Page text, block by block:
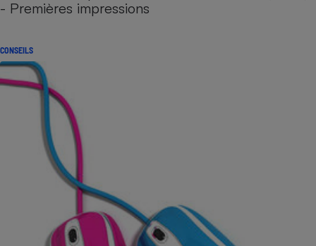
- Premières impressions
CONSEILS